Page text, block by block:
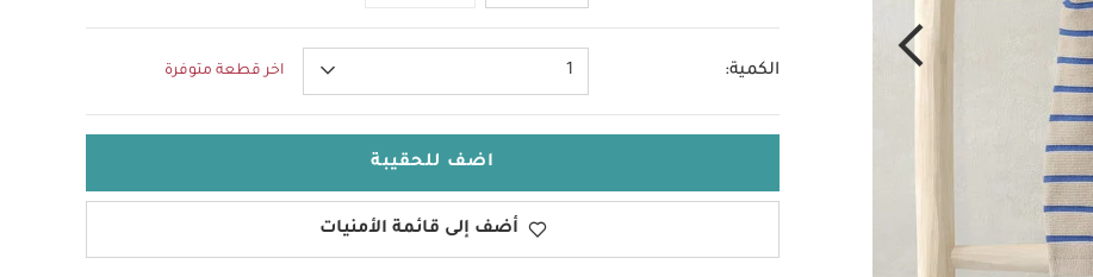
الكمية: 1 اخر قطعة متوفرة
اضف للحقيبة
أضف إلى قائمة الأمنيات